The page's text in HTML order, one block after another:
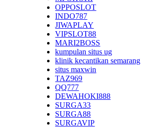
OPPOSLOT
INDO787
JIWAPLAY
VIPSLOT88
MARI2BOSS
kumpulan situs ug
klinik kecantikan semarang
situs maxwin
TAZ969
QQ777
DEWAHOKI888
SURGA33
SURGA88
SURGAVIP